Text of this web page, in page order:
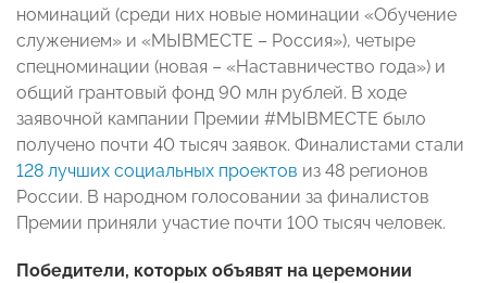
номинаций (среди них новые номинации «Обучение
служением» и «МЫВМЕСТЕ – Россия»), четыре
спецноминации (новая – «Наставничество года») и
общий грантовый фонд 90 млн рублей. В ходе
заявочной кампании Премии #МЫВМЕСТЕ было
получено почти 40 тысяч заявок. Финалистами стали
128 лучших социальных проектов из 48 регионов
России. В народном голосовании за финалистов
Премии приняли участие почти 100 тысяч человек.
Победители, которых объявят на церемонии